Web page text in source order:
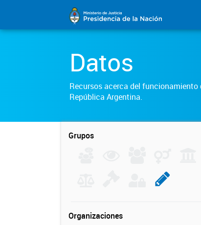
Datos
Recursos acerca del
República Argentina.
Grupos
Organizaciones